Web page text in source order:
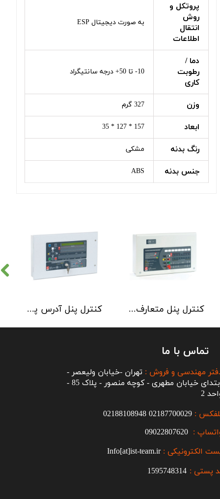
پروتکل و
روش
انتقال
اطلاعات
به صورت دیجیتال ESP
دما /
رطوبت
کاری
10- تا 50+ درجه سانتیگراد
وزن 327 گرم
ابعاد 157 * 127 * 35
رنگ بدنه مشکی
جنس بدنه ABS
کنترل پنل آدرس پذیر C-TEC سری XFP دو لوپ 32 زون کنترل پنل متعارف C-TEC سری CFP 8 Zone
تماس با ما
:
02187700029
02188108948
الکترونیکی :Info[at]ist-team.ir
:
مهندسی و فروش : تهران -خیابان ولیعصر -
ابتدای خیابان مطهری - کوچه منصور - پلاک 85 -
2
پستی : 1595748314